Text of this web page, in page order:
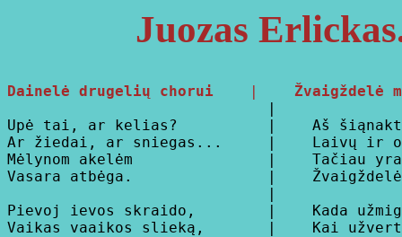
Juozas
Dainelė drugelių chorui
    |
Žvaigždelė
|
Upė tai, ar kelias?          |    Aš šiąnakt
Ar žiedai, ar sniegas...     |    Laivų ir
Mėlynom akelėm               |    Tačiau
Vasara atbėga.               |    Žvaigždelė
                             |
Pievoj ievos skraido,        |    Kada
Vaikas vaaikos slieką,       |    Kai